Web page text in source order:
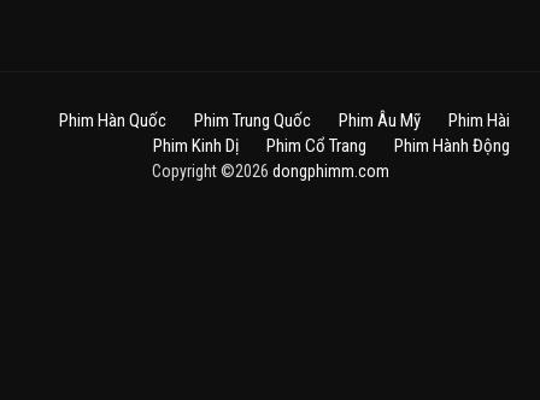
Phim Hàn Quốc Phim Trung Quốc Phim Âu Mỹ
Phim Hài
Phim Kinh Dị
Phim Cổ Trang Phim Hành Động
Copyright ©2026 dongphimm.com